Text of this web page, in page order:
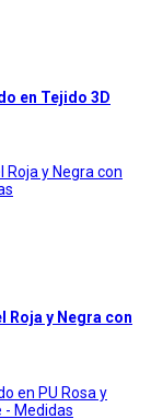
en Tejido 3D
Roja y Negra con